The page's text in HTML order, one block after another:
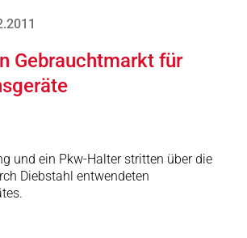
Gebrauchtmarkt für
und ein Pkw-Halter stritten über die
Diebstahl entwendeten